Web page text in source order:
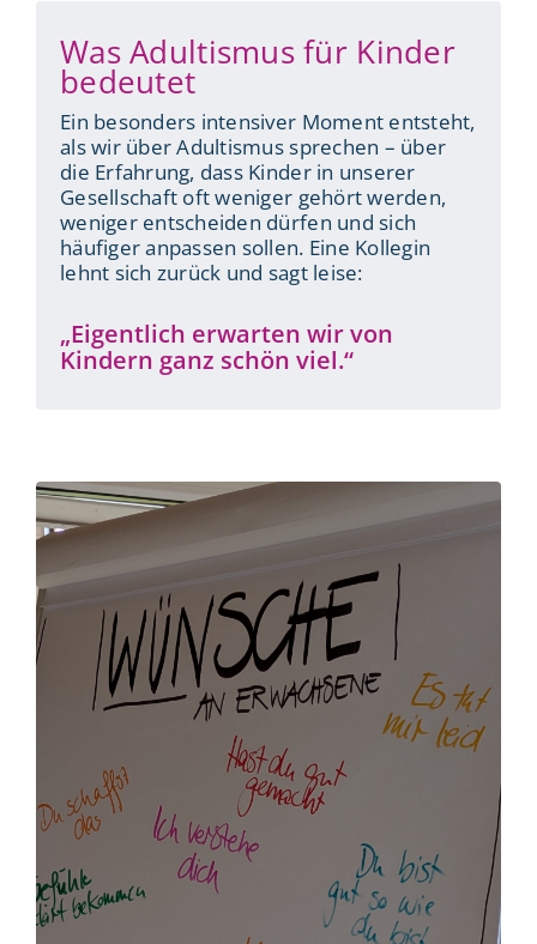
Was Adultismus für Kinder
bedeutet
Ein besonders intensiver Moment entsteht,
als wir über Adultismus sprechen – über
die Erfahrung, dass Kinder in unserer
Gesellschaft oft weniger gehört werden,
weniger entscheiden dürfen und sich
häufiger anpassen sollen. Eine Kollegin
lehnt sich zurück und sagt leise:
„Eigentlich erwarten wir von
Kindern ganz schön viel.“